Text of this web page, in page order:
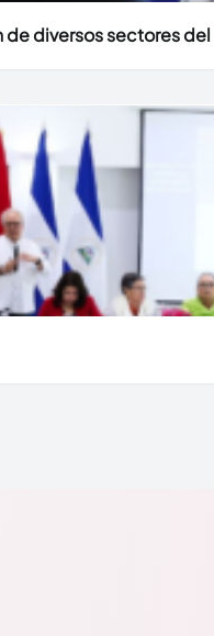
diversos sectores del